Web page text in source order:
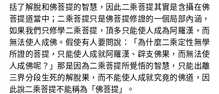
括了解脫和佛菩提的智慧，因此二乘菩提其實是含攝在佛
菩提道當中；二乘菩提只是佛菩提修證的一個局部內涵，
如果我們只修學二乘菩提，頂多只能使人成為阿羅漢，而
無法使人成佛。假使有人要問說：「為什麼二乘定性無學
所證的菩提，只能使人成就阿羅漢、辟支佛果，而無法使
人成佛呢？」那是因為二乘菩提所覺悟的智慧，只能出離
三界分段生死的解脫果，而不能使人成就究竟的佛道，因
此說二乘菩提不能稱為「佛菩提」。